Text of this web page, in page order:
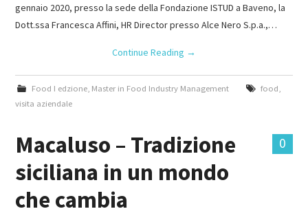
gennaio 2020, presso la sede della Fondazione ISTUD a Baveno, la
Dott.ssa Francesca Affini, HR Director presso Alce Nero S.p.a.,…
Continue Reading →
Food I edzione, Master in Food Industry Management food
visita aziendale
0
Macaluso – Tradizione
siciliana in un mondo
che cambia